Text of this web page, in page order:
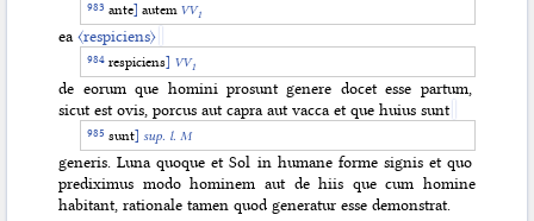
ante] autem VV1
ea〈respiciens〉
respiciens] VV1
de eorum que homini prosunt genere docet esse partum,
sicut est ovis, porcus aut capra aut vacca et que huius sunt
sunt] sup. l. M
generis. Luna quoque et Sol in humane forme signis et quo
prediximus modo hominem aut de hiis que cum homine
habitant, rationale tamen quod generatur esse demonstrat.